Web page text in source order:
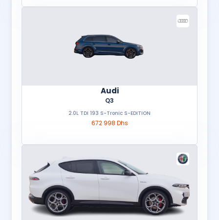
Audi
Q3
2.0L TDI 193 S-Tronic S-EDITION
672 998 Dhs